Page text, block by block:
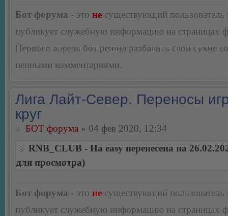
Бот форума - это не существующий пользователь
публикует служебную информацию на страницах
Первого апреля бот решил разбавить свои сухие
ценными комментариями.
Лига Лайт-Север. Переносы
круг
БОТ форума » 04 фев 2020, 12:34
RNB_CLUB - На easy перенесена на
для просмотра)
Бот форума - это не существующий пользователь
публикует служебную информацию на страницах